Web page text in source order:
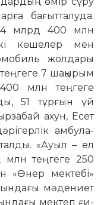
бағытталуда.
4 млрд 400 млн
көшелер мен
жолдары
7 шақырым
млн теңгеге
51 тұрғын үй
ахун, Есет
ам­була­
«Ауыл – ел
млн теңгеге 250
«Өнер мек­­тебі»
мәдениет
мектеп ғи­